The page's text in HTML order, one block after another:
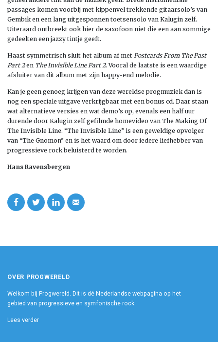
passages komen voorbij met kippenvel trekkende gitaarsolo’s van
Gembik en een lang uitgesponnen toetsensolo van Kalugin zelf.
Uiteraard ontbreekt ook hier de saxofoon niet die een aan sommige
gedeelten een jazzy tintje geeft.
Haast symmetrisch sluit het album af met Postcards From The Past
Part 2en The Invisible Line Part 2. Vooral de laatste is een waardige
afsluiter van dit album met zijn happy-end melodie.
Kan je geen genoeg krijgen van deze wereldse progmuziek dan is
nog een speciale uitgave verkrijgbaar met een bonus cd. Daar staan
wat alternatieve versies en wat demo’s op, evenals een half uur
durende door Kalugin zelf gefilmde homevideo van The Making Of
The Invisible Line. “The Invisible Line” is een geweldige opvolger
van “The Gnomon” en is het waard om door iedere liefhebber van
progressieve rock beluisterd te worden.
Hans Ravensbergen
OVER PROGWERELD
Welkom bij Progwereld. Dit is dé Nederlandse webpagina op het
gebied van progressieve en symfonische rock.
Lees verder